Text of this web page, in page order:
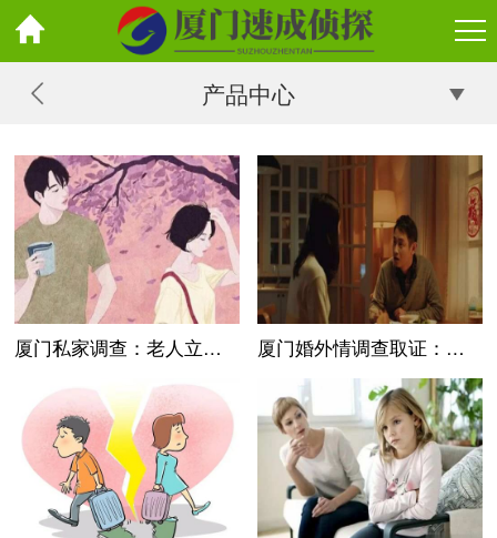
产品中心
厦门私家调查：老人立遗嘱怎样才有效 厦门婚外情调查取证：婚假天数的法律规定